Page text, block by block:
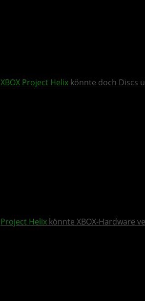
XBOX Project Helix könnte doch Discs
Project Helix könnte XBOX-Hardware